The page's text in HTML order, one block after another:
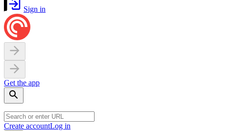
Sign in
Get the app
Create accountLog in